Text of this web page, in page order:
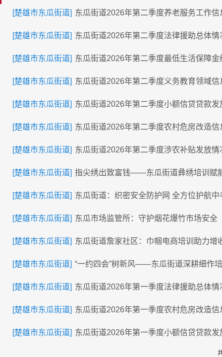
[楚雄市东瓜街道] 东瓜街道2026年第二季度养老服务工作信
[楚雄市东瓜街道] 东瓜街道2026年第二季度法律援助总体情
[楚雄市东瓜街道] 东瓜街道2026年第二季度最低生活保障金
[楚雄市东瓜街道] 东瓜街道2026年第二季度义务教育领域信
[楚雄市东瓜街道] 东瓜街道2026年第二季度小额信贷贷款发
[楚雄市东瓜街道] 东瓜街道2026年第二季度农村危房改造信
[楚雄市东瓜街道] 东瓜街道2026年第二季度涉农补贴发放情
[楚雄市东瓜街道] 指尖绣出致富钱——东瓜街道彝绣培训赋
[楚雄市东瓜街道] 东瓜街道：织密安全防护网 全方位护航中
[楚雄市东瓜街道] 东瓜市场监管所：守护烟花爆竹市场安全
[楚雄市东瓜街道] 东瓜街道詹家社区：巾帼电商培训助力增
[楚雄市东瓜街道] “一约四会”树新风——东瓜街道深耕细作
[楚雄市东瓜街道] 东瓜街道2026年第一季度法律援助总体情
[楚雄市东瓜街道] 东瓜街道2026年第一季度农村危房改造信
[楚雄市东瓜街道] 东瓜街道2026年第一季度小额信贷贷款发